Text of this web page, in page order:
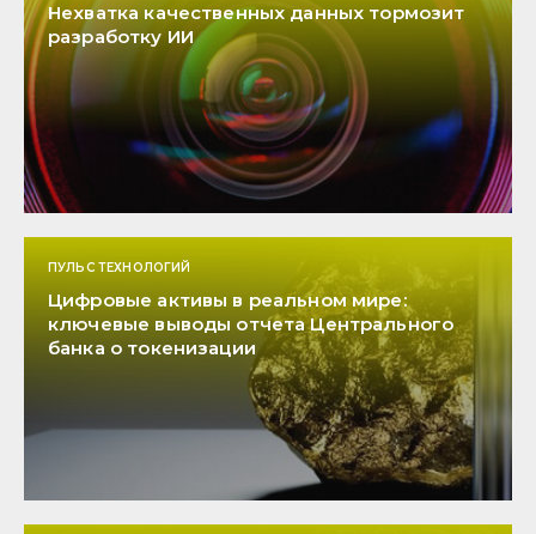
Нехватка качественных данных тормозит
разработку ИИ
ПУЛЬС ТЕХНОЛОГИЙ
Цифровые активы в реальном мире:
ключевые выводы отчета Центрального
банка о токенизации